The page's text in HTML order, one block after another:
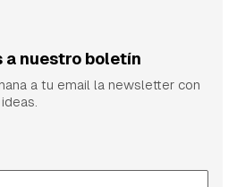
nuestro boletín
a tu email la newsletter con